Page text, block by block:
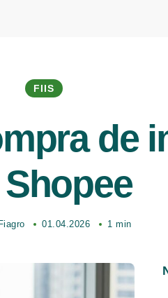
FIIS
de
01.04.2026 1 min